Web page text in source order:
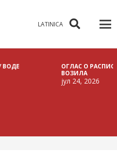
LATINICA
ОГЛАС О
ВОЗИЛА
јул 24, 2026